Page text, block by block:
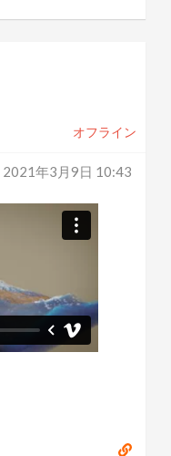
オフライン
2021年3月9日 10:43